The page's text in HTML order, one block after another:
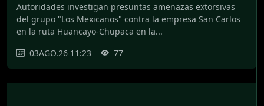
Autoridades investigan presuntas amenazas extorsivas
del grupo "Los Mexicanos" contra la empresa San Carlos
en la ruta Huancayo-Chupaca en la...
03AGO.26 11:23
77